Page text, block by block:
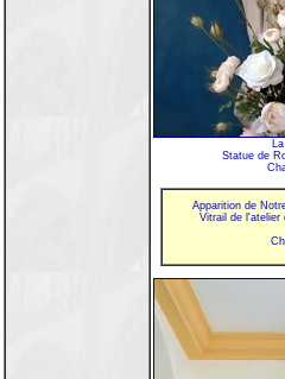
Statue de
Apparition de
Vitrail de l'atelier